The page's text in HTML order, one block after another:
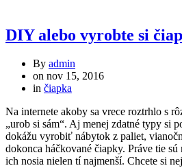
DIY alebo vyrobte si
By admin
on nov 15, 2016
in čiapka
Na internete akoby sa vrece roztrhlo s
„urob si sám“. Aj menej zdatné typy si
dokážu vyrobiť nábytok z paliet,
dokonca háčkované čiapky. Práve tie
ich nosia nielen tí najmenší. Chcete si